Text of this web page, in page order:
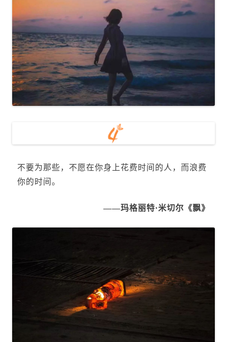
不要为那些，不愿在你身上花费时间的人，而浪费
你的时间。
——玛格丽特·米切尔《飘》